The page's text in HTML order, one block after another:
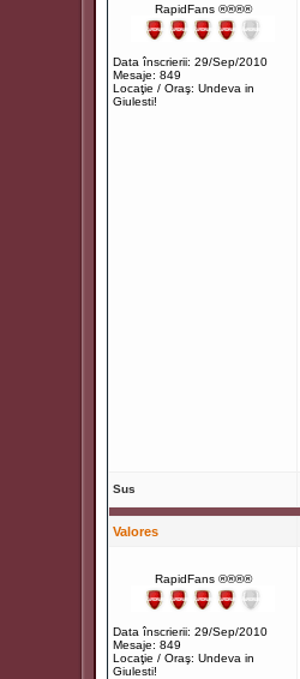
RapidFans ®®®®
Data înscrierii: 29/Sep/2010
Mesaje: 849
Locaţie / Oraş: Undeva in
Giulesti!
Sus
Valores
RapidFans ®®®®
Data înscrierii: 29/Sep/2010
Mesaje: 849
Locaţie / Oraş: Undeva in
Giulesti!